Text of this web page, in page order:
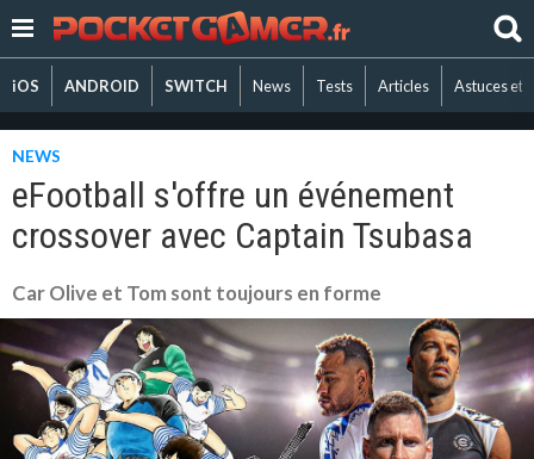
iOS ANDROID SWITCH News Tests Articles Astuces et
NEWS
eFootball s'offre un événement
crossover avec Captain Tsubasa
Car Olive et Tom sont toujours en forme